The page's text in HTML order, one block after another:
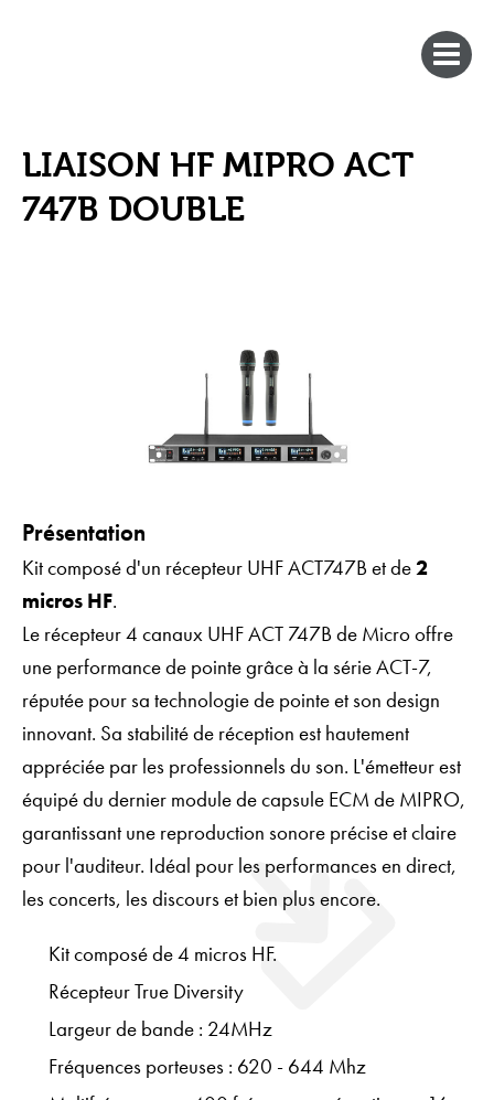
LIAISON HF MIPRO ACT
747B DOUBLE
Présentation
Kit composé d'un récepteur UHF ACT747B et de2
micros HF.
Le récepteur 4 canaux UHF ACT 747B de Micro offre
une performance de pointe grâce à la série ACT-7,
réputée pour sa technologie de pointe et son design
innovant. Sa stabilité de réception est hautement
appréciée par les professionnels du son. L'émetteur est
équipé du dernier module de capsule ECM de MIPRO,
garantissant une reproduction sonore précise et claire
pour l'auditeur. Idéal pour les performances en direct,
les concerts, les discours et bien plus encore.
Kit composé de 4 micros HF.
Récepteur True Diversity
Largeur de bande : 24MHz
Fréquences porteuses : 620 - 644 Mhz